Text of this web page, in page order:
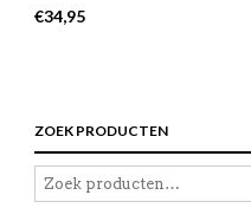
€34,95
ZOEK PRODUCTEN